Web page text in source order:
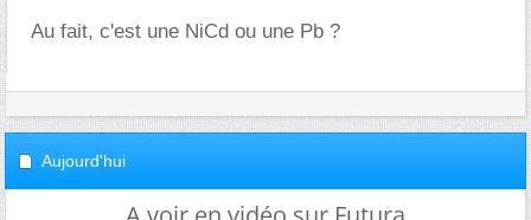
Au fait, c'est une NiCd ou une Pb ?
Aujourd'hui